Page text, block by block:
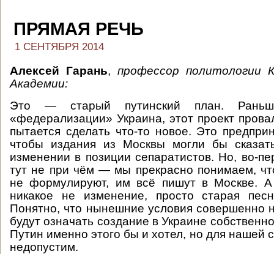
ПРЯМАЯ РЕЧЬ
1 СЕНТЯБРЯ 2014
Алексей Гарань, профессор политологии
Академии:
Это — старый путинский план.
«федерализации» Украина, этот проект
пытается сделать что-то новое. Это
чтобы издания из Москвы могли бы
изменении в позиции сепаратистов. Но, во-
тут не при чём — мы прекрасно понимаем,
не формулируют, им всё пишут в Москве.
никакое не изменение, просто старая
Понятно, что нынешние условия совершенно
будут означать создание в Украине
Путин именно этого бы и хотел, но для нашей
недопустим.